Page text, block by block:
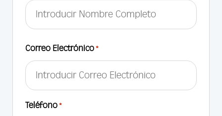
Correo Electrónico *
Teléfono *